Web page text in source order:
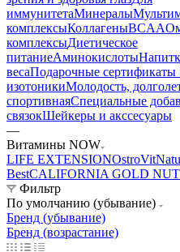
иммунитетаМинералы
комплексыКоллагеныBCAA
комплексыДиетическое
питаниеАминокислоты
весаПодарочные сертификаты
изотоникиМолодость,
спортивнаяСпециальные
связокШейкеры и акссесуары
—
Витамины NOW
LIFE EXTENSIONOstroVit
BestCALIFORNIA GOLD
Фильтр
По умолчанию (убывание)
Бренд (убывание)
Бренд (возрастание)